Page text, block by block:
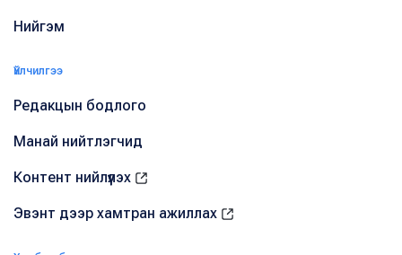
Нийгэм
Үйлчилгээ
Редакцын бодлого
Манай нийтлэгчид
Контент нийлүүлэх
Эвэнт дээр хамтран ажиллах